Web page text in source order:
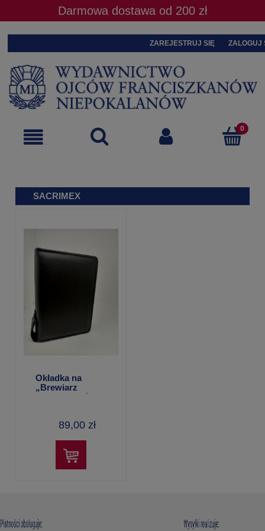
Darmowa dostawa od 200 zł
ZAREJESTRUJ SIĘ ZALOGUJ
SACRIMEX
Okładka na
„Brewiarz
franciszkanów
89,00 zł